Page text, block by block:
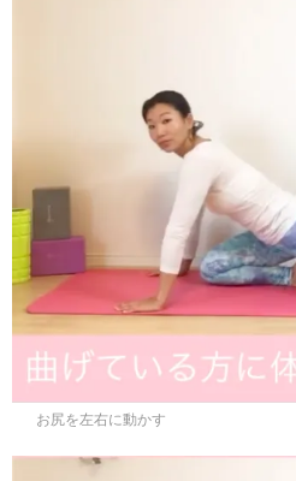
お尻を左右に動かす